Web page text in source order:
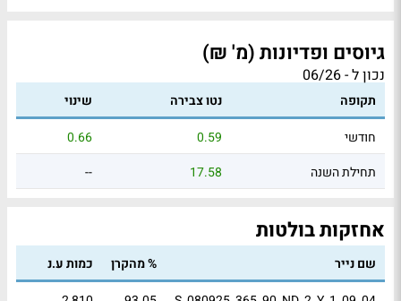
גיוסים ופדיונות (מ' ₪)
נכון ל - 06/26
תקופה נטו צבירה
שינוי
חודשי
0.59
0.66
תחילת השנה
17.58
--
אחזקות בולטות
שם נייר % מהקרן כמות ע.נ